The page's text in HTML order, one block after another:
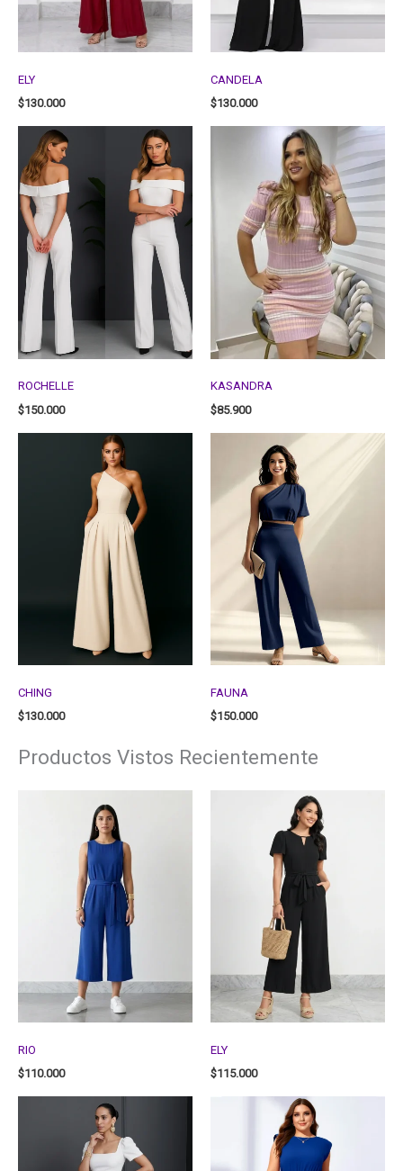
ELY
$130.000
CANDELA
$130.000
ROCHELLE
$150.000
KASANDRA
$85.900
CHING
$130.000
FAUNA
$150.000
Productos Vistos Recientemente
RIO
$110.000
ELY
$115.000